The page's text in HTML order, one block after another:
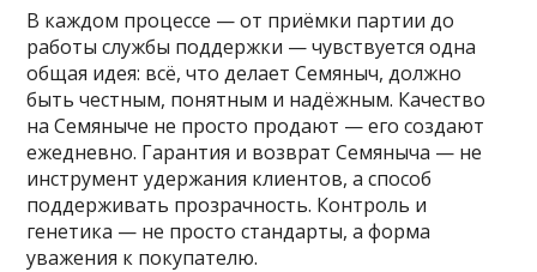
В каждом процессе — от приёмки партии до
работы службы поддержки — чувствуется одна
общая идея: всё, что делает Семяныч, должно
быть честным, понятным и надёжным. Качество
на Семяныче не просто продают — его создают
ежедневно. Гарантия и возврат Семяныча — не
инструмент удержания клиентов, а способ
поддерживать прозрачность. Контроль и
генетика — не просто стандарты, а форма
уважения к покупателю.